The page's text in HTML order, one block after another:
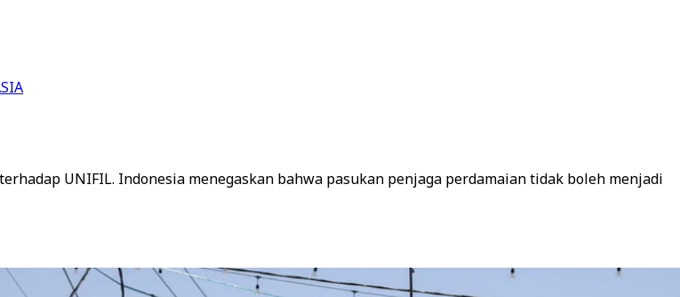
UNIFIL. Indonesia menegaskan bahwa pasukan penjaga perdamaian tidak boleh menjadi